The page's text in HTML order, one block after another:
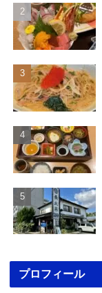
プロフィール